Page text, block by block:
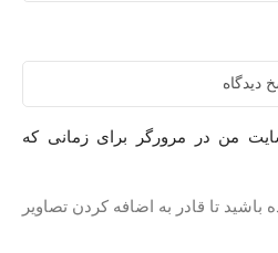
من در مرورگر برای زمانی که
تا قادر به اضافه کردن تصاویر